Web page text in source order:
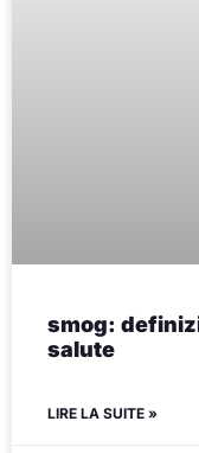
smog:
salute
LIRE LA SUITE »